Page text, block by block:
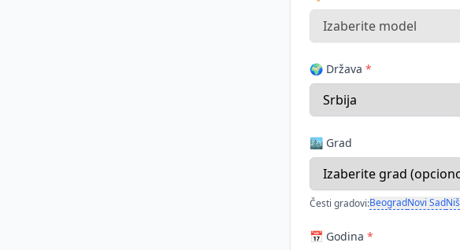
🌍 Država *
🏙️ Grad
Česti gradovi:BeogradNovi SadNiš
📅 Godina *